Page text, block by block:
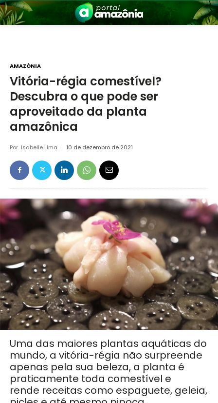
Amazônia
AMAZÔNIA
Vitória-régia comestível?
Descubra o que pode ser
aproveitado da planta
amazônica
Por Isabelle Lima 10 de dezembro de 2021
Uma das maiores plantas aquáticas do
mundo, a vitória-régia não surpreende
apenas pela sua beleza, a planta é
praticamente toda comestível e
rende receitas como espaguete, geleia,